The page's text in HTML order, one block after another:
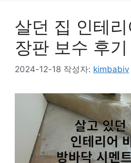
살던 집 인테
장판 보수 후기
2024-12-18 작성자: kimbabiv